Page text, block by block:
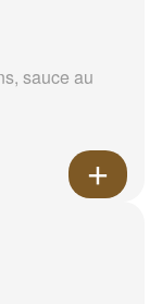
sauce au